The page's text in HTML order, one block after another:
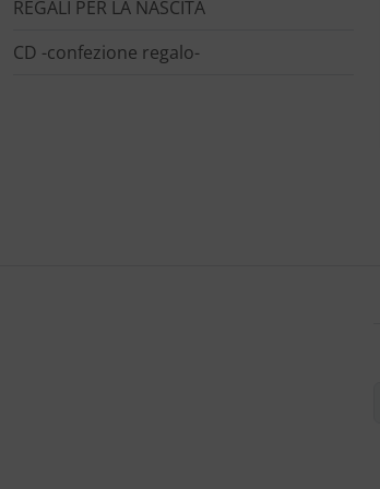
REGALI PER LA NASCITA
CD -confezione regalo-